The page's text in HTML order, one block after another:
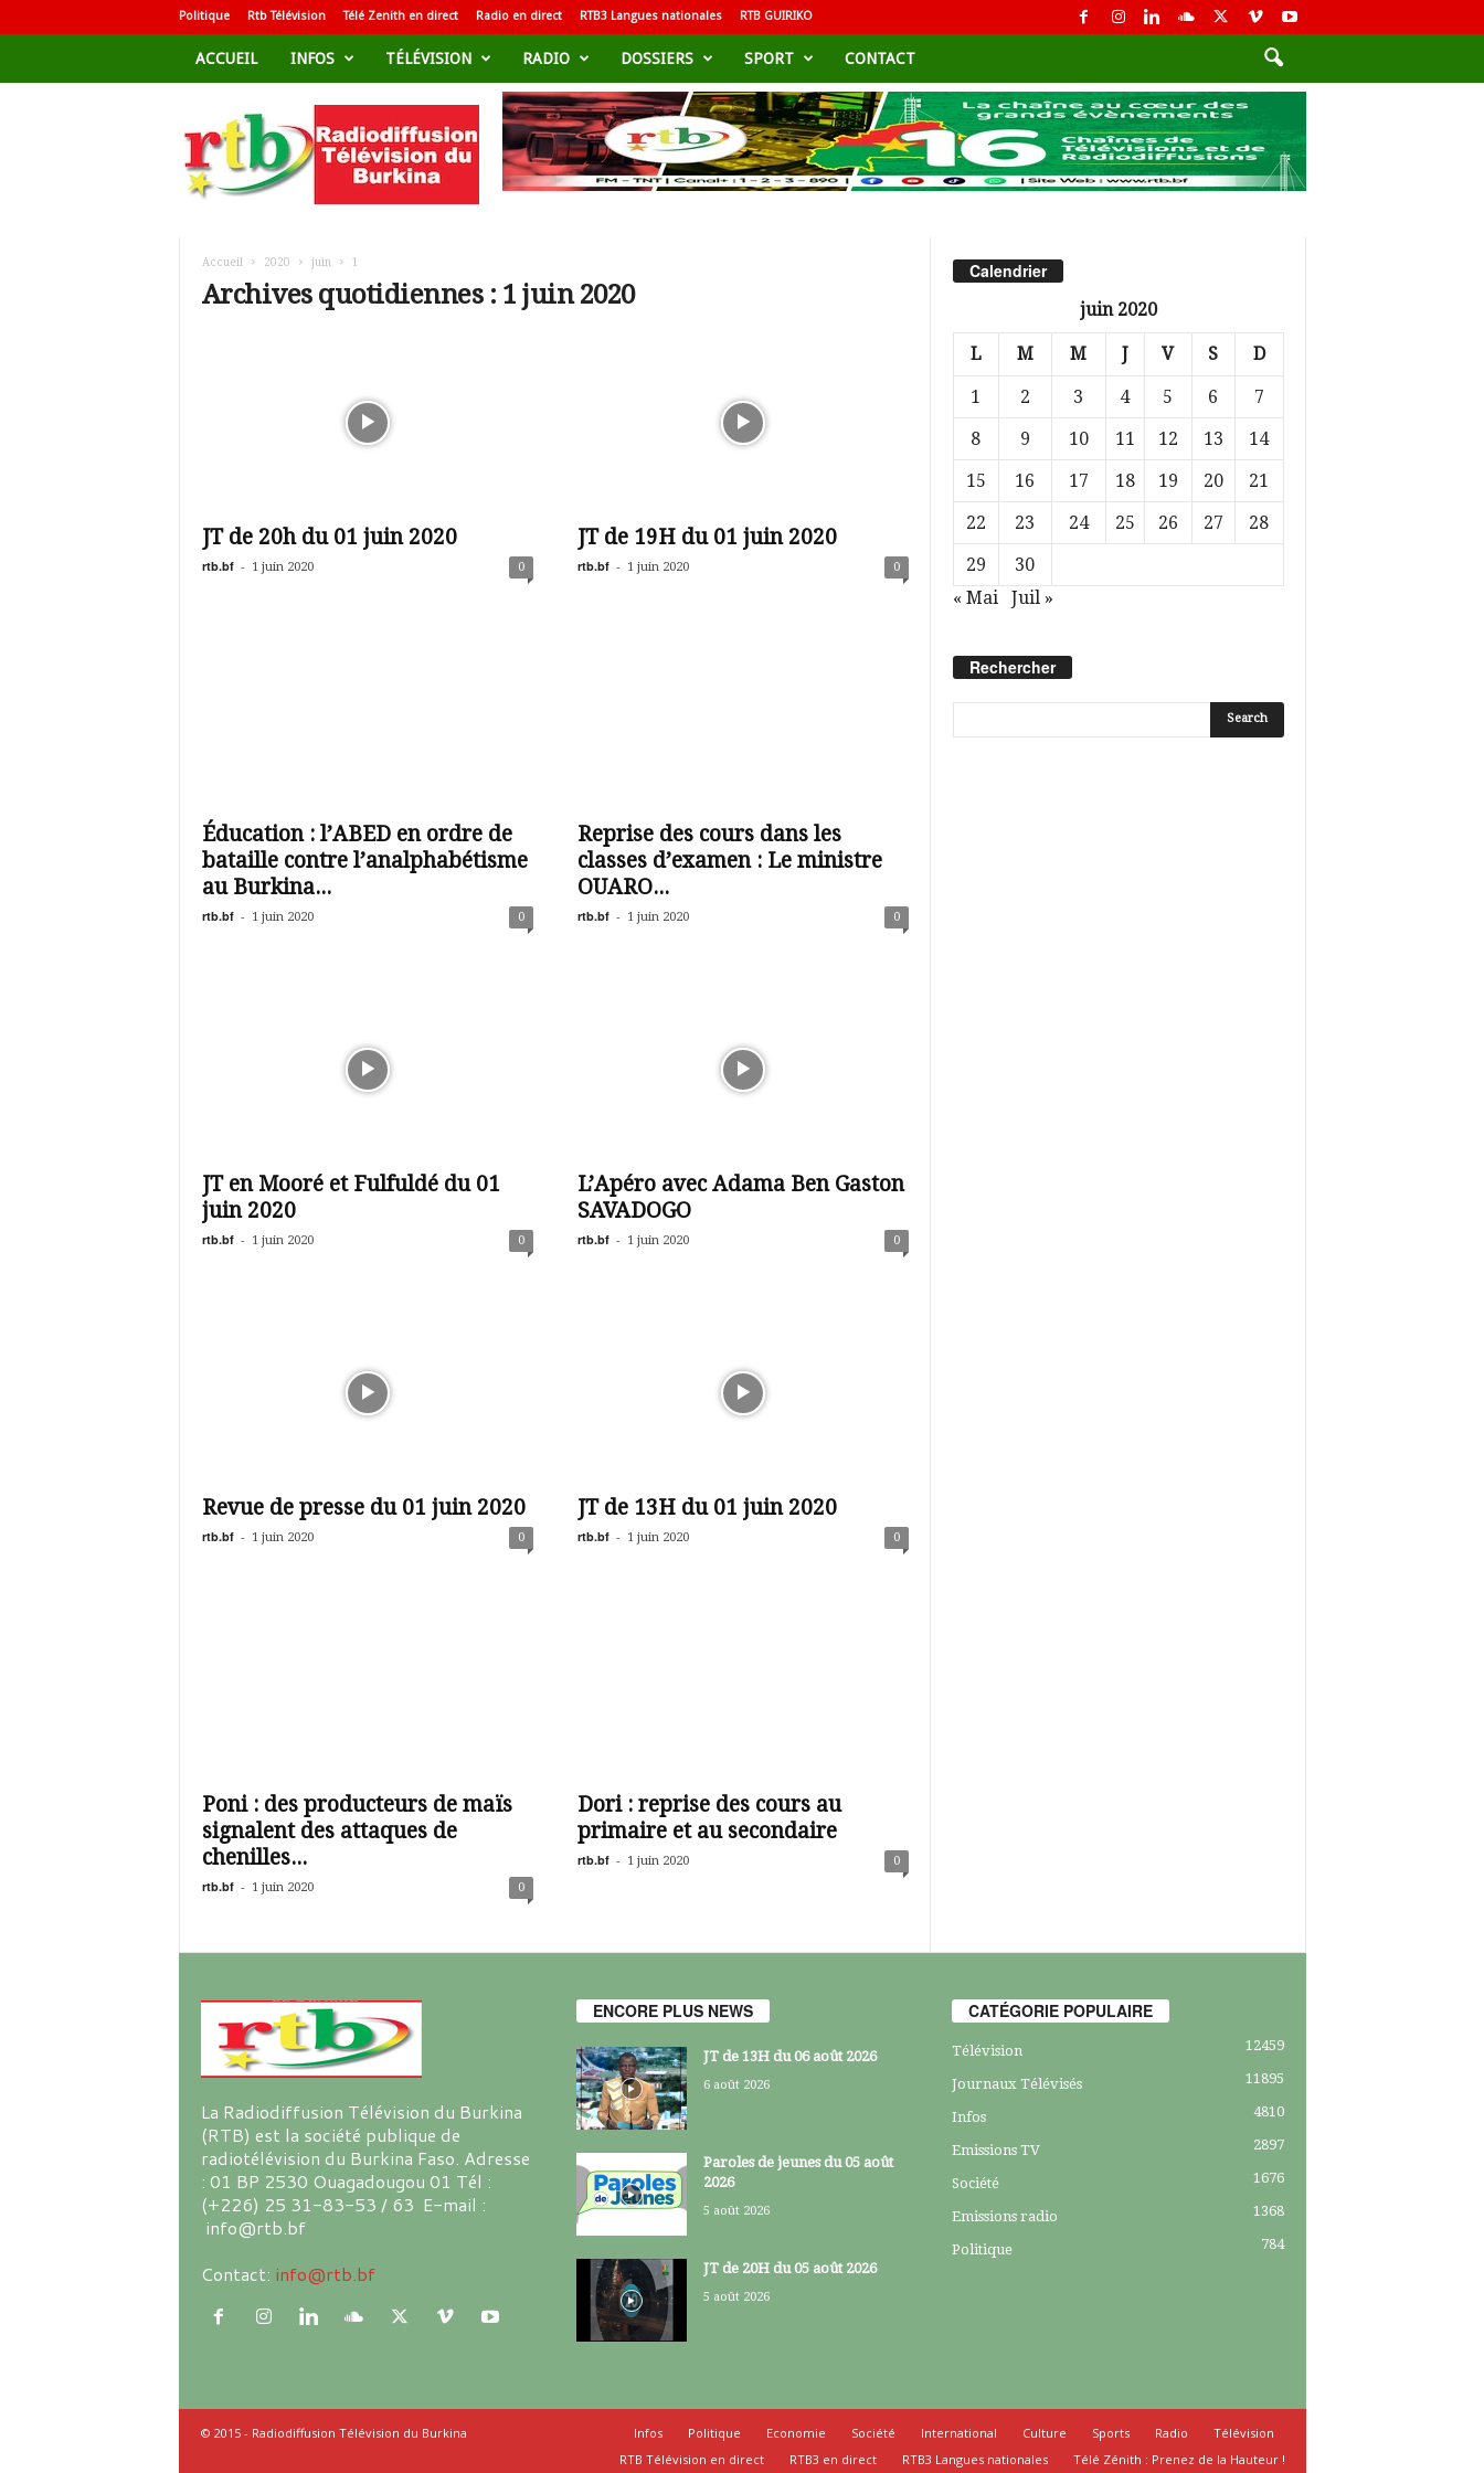
Politique Rtb Télévision Télé Zenith en direct Radio en direct RTB3 Langues nationales RTB GUIRIKO
ACCUEIL INFOS TÉLÉVISION RADIO DOSSIERS SPORT CONTACT
d
i
Accueil 2020 juin 1
Archives quotidiennes : 1 juin 2020
JT de 20h du 01 juin 2020
rtb.bf - 1 juin 2020 0
JT de 19H du 01 juin 2020
rtb.bf - 1 juin 2020 0
Éducation : l’ABED en ordre de
bataille contre l’analphabétisme
au Burkina...
rtb.bf - 1 juin 2020 0
Reprise des cours dans les
classes d’examen : Le ministre
OUARO...
rtb.bf - 1 juin 2020 0
JT en Mooré et Fulfuldé du 01
juin 2020
rtb.bf - 1 juin 2020 0
L’Apéro avec Adama Ben Gaston
SAVADOGO
rtb.bf - 1 juin 2020 0
Revue de presse du 01 juin 2020
rtb.bf - 1 juin 2020 0
JT de 13H du 01 juin 2020
rtb.bf - 1 juin 2020 0
Poni : des producteurs de maïs
signalent des attaques de
chenilles...
rtb.bf - 1 juin 2020 0
Dori : reprise des cours au
primaire et au secondaire
rtb.bf - 1 juin 2020 0
Calendrier
juin 2020
L M M J V S D
1 2 3 4 5 6
7
8
9 10 11 12 13
14
15
16 17 18 19 20
21
22
23 24 25 26 27
28
29
30
« Mai
Juil »
Rechercher
La Radiodiffusion Télévision du Burkina
(RTB) est la société publique de
radiotélévision du Burkina Faso. Adresse
: 01 BP 2530 Ouagadougou 01 Tél :
(+226) 25 31-83-53 / 63 E-mail :
info@rtb.bf
Contact: info@rtb.bf
ENCORE PLUS NEWS
JT de 13H du 06 août 2026
6 août 2026
Paroles de jeunes du 05 août
2026
5 août 2026
JT de 20H du 05 août 2026
5 août 2026
CATÉGORIE POPULAIRE
Télévision 12459
Journaux Télévisés 11895
Infos 4810
Emissions TV 2897
Société 1676
Emissions radio 1368
Politique 784
Infos Politique Economie Société International Culture Sports Radio
Télévision
RTB Télévision en direct
RTB3 en direct RTB3 Langues nationales Télé Zénith : Prenez de la Hauteur !
© 2015 - Radiodiffusion Télévision du Burkina